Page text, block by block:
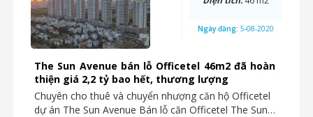
The Sun Avenue bán lỗ Officetel 46m2 đã hoàn
thiện giá 2,2 tỷ bao hết, thương lượng
Chuyên cho thuê và chuyển nhượng căn hộ Officetel
dự án The Sun Avenue Bán lỗ căn Officetel The Sun…
Ngày đăng: 5-08-2020